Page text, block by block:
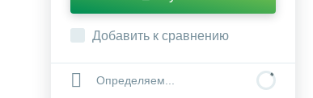
Добавить к сравнению
Определяем...